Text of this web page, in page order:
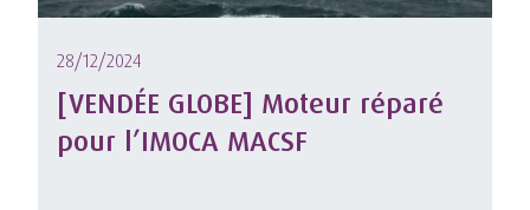
28/12/2024
[VENDÉE GLOBE] Moteur réparé
pour l’IMOCA MACSF